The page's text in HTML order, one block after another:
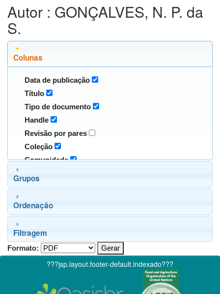
Autor : GONÇALVES, N. P. da
S.
Colunas
Data de publicação
Título
Tipo de documento
Handle
Revisão por pares
Coleção
Comunidade
Grupos
Ordenação
Filtragem
Formato:
???jsp.layout.footer-default.indexado???